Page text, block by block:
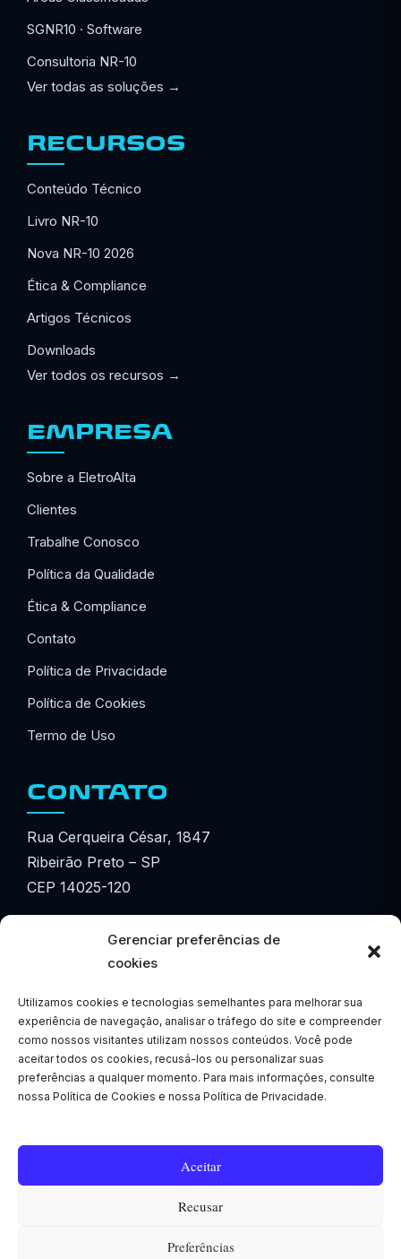
Gerenciar preferências de
cookies
Utilizamos cookies e tecnologias semelhantes para melhorar sua
experiência de navegação, analisar o tráfego do site e compreender
como nossos visitantes utilizam nossos conteúdos. Você pode
aceitar todos os cookies, recusá-los ou personalizar suas
preferências a qualquer momento. Para mais informações, consulte
nossa Política de Cookies e nossa Política de Privacidade.
Aceitar
Recusar
Preferências
SGNR10 · Software
Consultoria NR-10
Ver todas as soluções →
RECURSOS
Conteúdo Técnico
Livro NR-10
Nova NR-10 2026
Ética & Compliance
Artigos Técnicos
Downloads
Ver todos os recursos →
EMPRESA
Sobre a EletroAlta
Clientes
Trabalhe Conosco
Política da Qualidade
Ética & Compliance
Contato
Política de Privacidade
Política de Cookies
Termo de Uso
CONTATO
Rua Cerqueira César, 1847
Ribeirão Preto – SP
CEP 14025-120
☎ (16) 3615-3601
☎ (16) 3877-3601
✉ comercial@eletroalta.com.br
WhatsApp
📱 (16) 99207-7886
🕒 07h30 às 17h
© 2026 EletroAlta Engenharia• Built with